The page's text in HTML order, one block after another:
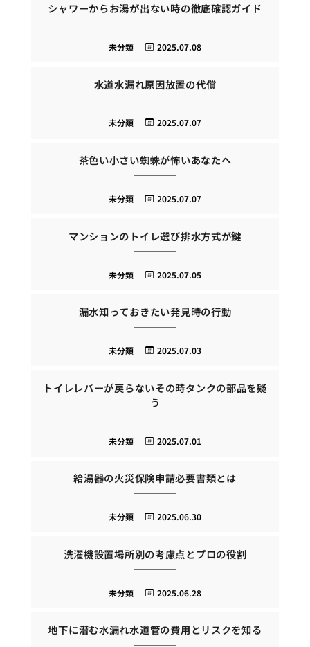
シャワーからお湯が出ない時の徹底確認ガイド
2025.07.08
未分類
水道水漏れ原因放置の代償
2025.07.07
未分類
茶色い小さい蜘蛛が怖いあなたへ
2025.07.07
未分類
マンションのトイレ選び排水方式が鍵
2025.07.05
未分類
漏水知っておきたい発見時の行動
2025.07.03
未分類
トイレレバーが戻らないその時タンクの部品を疑
う
2025.07.01
未分類
給湯器の火災保険申請必要書類とは
2025.06.30
未分類
洗濯機設置場所別の考慮点とプロの役割
2025.06.28
未分類
地下に潜む水漏れ水道管の費用とリスクを知る